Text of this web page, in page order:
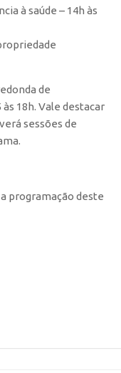
à saúde – 14h às
de
18h. Vale destacar
sessões de
programação deste